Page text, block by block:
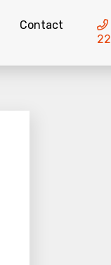
Contact
22